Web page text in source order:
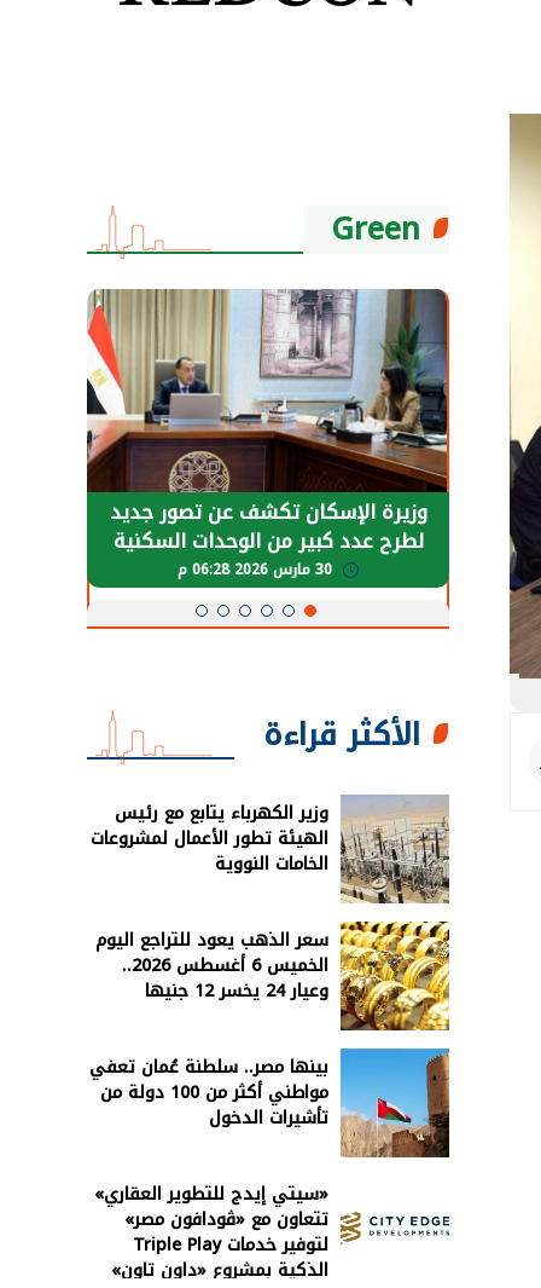
Green
وزيرة الإسكان تكشف عن تصور جديد
لطرح عدد كبير من الوحدات السكنية
بنظام الإيجار
الأكثر قراءة
وزير الكهرباء يتابع مع رئيس
الهيئة تطور الأعمال لمشروعات
الخامات النووية
سعر الذهب يعود للتراجع اليوم
الخميس 6 أغسطس 2026..
وعيار 24 يخسر 12 جنيها
بينها مصر.. سلطنة عُمان تعفي
مواطني أكثر من 100 دولة من
تأشيرات الدخول
«سيتي إيدج للتطوير العقاري»
تتعاون مع «ڤودافون مصر»
لتوفير خدمات Triple Play
الذكية بمشروع «داون تاون»